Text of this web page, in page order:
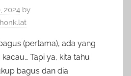
2024 by
(pertama), ada yang
Tapi ya, kita tahu
bagus dan dia